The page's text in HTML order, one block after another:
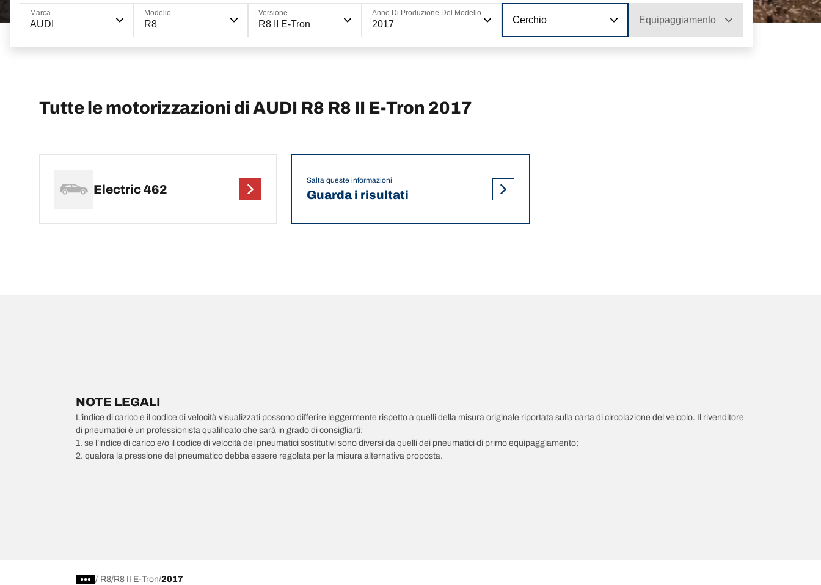
Marca
AUDI
Modello
R8
Versione
R8 II E-Tron
Anno Di Produzione Del Modello
2017 Cerchio Equipaggiamento
Tutte le motorizzazioni di AUDI R8 R8 II E-Tron 2017
Electric 462
Salta queste informazioni
Guarda i risultati
NOTE LEGALI
L’indice di carico e il codice di velocità visualizzati possono differire leggermente rispetto a quelli della misura originale riportata sulla carta di circolazione del veicolo. Il rivenditore
di pneumatici è un professionista qualificato che sarà in grado di consigliarti:
1. se l’indice di carico e/o il codice di velocità dei pneumatici sostitutivi sono diversi da quelli dei pneumatici di primo equipaggiamento;
2. qualora la pressione del pneumatico debba essere regolata per la misura alternativa proposta.
/ R8 R8 II E-Tron 2017